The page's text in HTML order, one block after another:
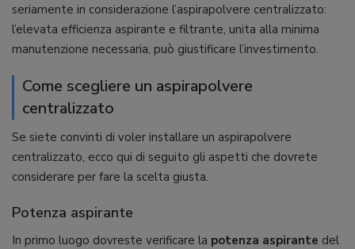
seriamente in considerazione l’aspirapolvere centralizzato:
l’elevata efficienza aspirante e filtrante, unita alla minima
manutenzione necessaria, può giustificare l’investimento.
Come scegliere un aspirapolvere
centralizzato
Se siete convinti di voler installare un aspirapolvere
centralizzato, ecco qui di seguito gli aspetti che dovrete
considerare per fare la scelta giusta.
Potenza aspirante
In primo luogo dovreste verificare la potenza aspirante del